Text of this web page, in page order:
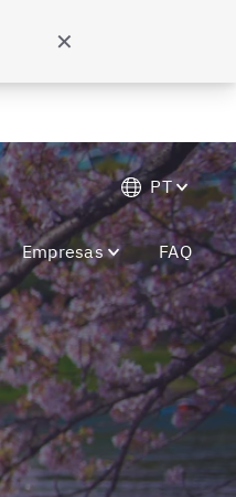
✕
PT
Empresas FAQ